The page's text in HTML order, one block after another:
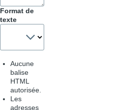
Format de
texte
Aucune
balise
HTML
autorisée.
Les
adresses